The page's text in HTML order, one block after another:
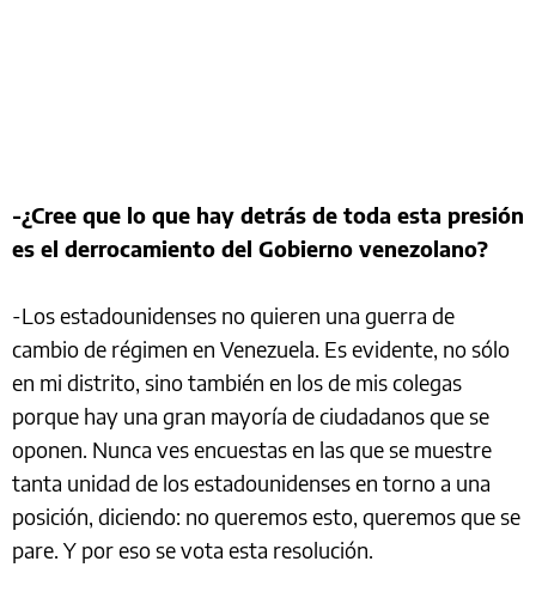
-¿Cree que lo que hay detrás de toda esta presión
es el derrocamiento del Gobierno venezolano?
-Los estadounidenses no quieren una guerra de
cambio de régimen en Venezuela. Es evidente, no sólo
en mi distrito, sino también en los de mis colegas
porque hay una gran mayoría de ciudadanos que se
oponen. Nunca ves encuestas en las que se muestre
tanta unidad de los estadounidenses en torno a una
posición, diciendo: no queremos esto, queremos que se
pare. Y por eso se vota esta resolución.